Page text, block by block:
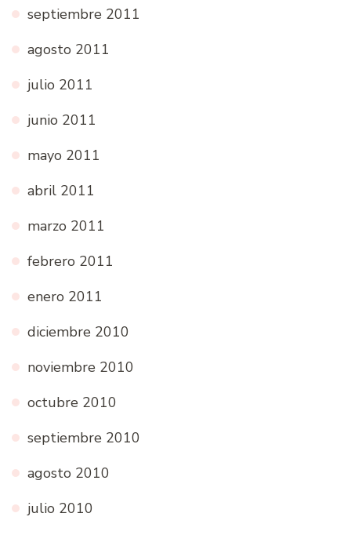
septiembre 2011
agosto 2011
julio 2011
junio 2011
mayo 2011
abril 2011
marzo 2011
febrero 2011
enero 2011
diciembre 2010
noviembre 2010
octubre 2010
septiembre 2010
agosto 2010
julio 2010